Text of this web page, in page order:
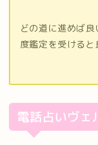
どの道に進めば
度鑑定を受けると
電話占いヴェ